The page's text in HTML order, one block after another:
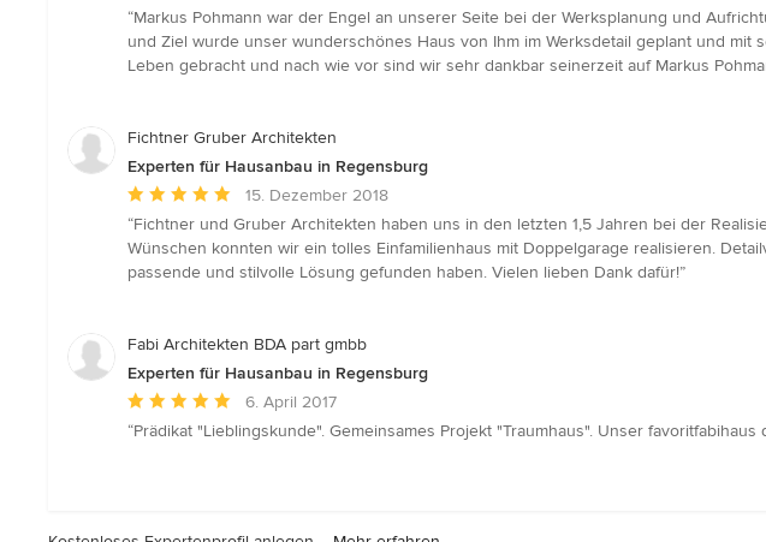
Bewertung:
5
von
“Markus Pohmann war der Engel an unserer Seite bei der Werksplanung und
und Ziel wurde unser wunderschönes Haus von Ihm im Werksdetail geplant und
Leben gebracht und nach wie vor sind wir sehr dankbar seinerzeit auf Markus
Fichtner Gruber Architekten
Experten für Hausanbau in Regensburg
Durchschnittliche
Bewertung:
5
von
15. Dezember 2018
“Fichtner und Gruber Architekten haben uns in den letzten 1,5 Jahren bei der
Wünschen konnten wir ein tolles Einfamilienhaus mit Doppelgarage realisieren.
passende und stilvolle Lösung gefunden haben. Vielen lieben Dank dafür!”
Fabi Architekten BDA part gmbb
Experten für Hausanbau in Regensburg
Durchschnittliche
Bewertung:
6. April 2017
“Prädikat "Lieblingskunde". Gemeinsames Projekt "Traumhaus". Unser